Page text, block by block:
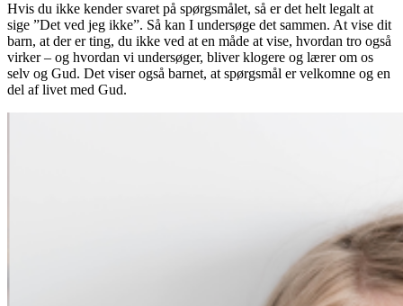
Hvis du ikke kender svaret på spørgsmålet, så er det helt legalt at
sige ”Det ved jeg ikke”. Så kan I undersøge det sammen. At vise dit
barn, at der er ting, du ikke ved at en måde at vise, hvordan tro også
virker – og hvordan vi undersøger, bliver klogere og lærer om os
selv og Gud. Det viser også barnet, at spørgsmål er velkomne og en
del af livet med Gud.